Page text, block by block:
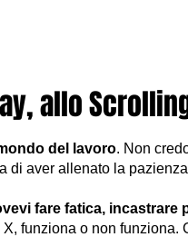
allo
del lavoro. Non
di aver allenato la
fare fatica, incastrare
funziona o non funziona.